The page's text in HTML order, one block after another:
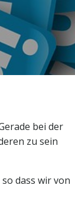
bei der
zu sein
dass wir von